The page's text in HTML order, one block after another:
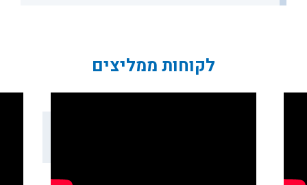
לקוחות ממליצים